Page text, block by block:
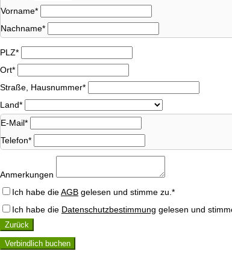
Vorname*
Nachname*
PLZ*
Ort*
Straße, Hausnummer*
Land*
E-Mail*
Telefon*
Anmerkungen
Ich habe dieAGB gelesen und stimme zu.*
Ich habe die Datenschutzbestimmung gelesen und
Zurück
Verbindlich buchen